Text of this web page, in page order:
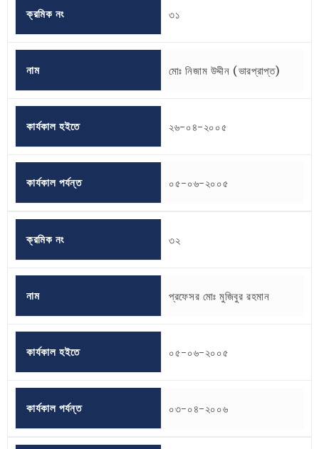
ক্রমিক নং ৩১
নাম মোঃ নিজাম উদ্দীন (ভারপ্রাপ্ত)
কার্যকাল হইতে ২৬-০৪-২০০৫
কার্যকাল পর্যন্ত ০৫-০৬-২০০৫
ক্রমিক নং ৩২
নাম প্রফেসর মোঃ মুজিবুর রহমান
কার্যকাল হইতে ০৫-০৬-২০০৫
কার্যকাল পর্যন্ত ০৩-০৪-২০০৬